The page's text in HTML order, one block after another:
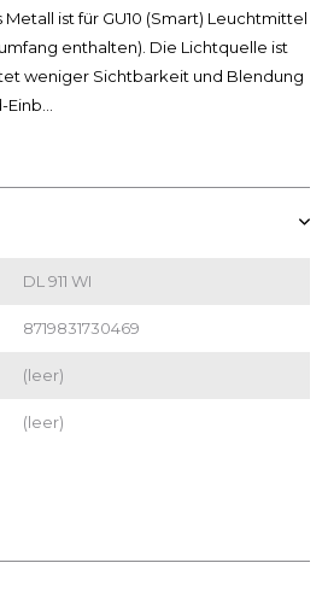
ist für GU10 (Smart) Leuchtmittel
enthalten). Die Lichtquelle ist
weniger Sichtbarkeit und Blendung
DL 911 WI
8719831730469
(leer)
(leer)